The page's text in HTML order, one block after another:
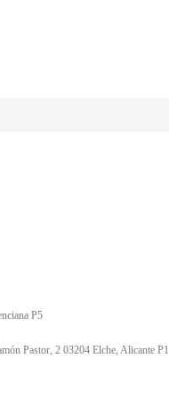
P5
Pastor, 2 03204 Elche, Alicante P1